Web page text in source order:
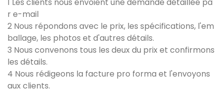
r e-mail
2 Nous répondons avec le prix, les spécifications, l'em
ballage, les photos et d'autres détails.
3 Nous convenons tous les deux du prix et confirmons
les détails.
4 Nous rédigeons la facture pro forma et l'envoyons
aux clients.